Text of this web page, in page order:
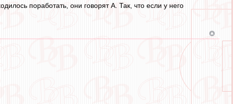
поработать, они говорят А. Так, что если у него